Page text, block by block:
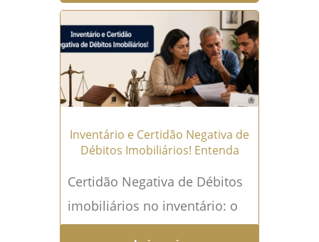
dúvida e, muitas vezes,
prejuízo financeiro para... Leia
mais →
Inventário e Certidão Negativa de
Débitos Imobiliários! Entenda
Certidão Negativa de Débitos
imobiliários no inventário: o
que é? A Certidão Negativa de